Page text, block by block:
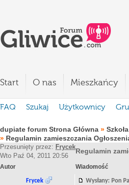
Start O nas Mieszkańcy
FAQ Szukaj Użytkownicy
dupiate forum Strona Główna »
» Regulamin zamieszczania
Przesunięty przez: Frycek
Wto Paź 04, 2011 20:56
Regulamin
Autor Wiadomość
Frycek Wysłany: Pon